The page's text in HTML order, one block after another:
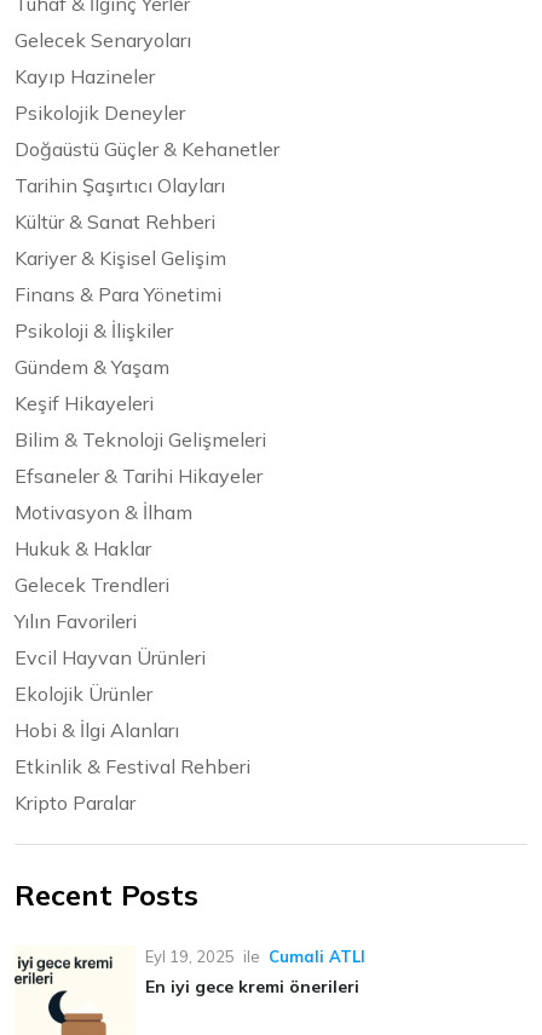
Gelecek Senaryoları
Kayıp Hazineler
Psikolojik Deneyler
Doğaüstü Güçler & Kehanetler
Tarihin Şaşırtıcı Olayları
Kültür & Sanat Rehberi
Kariyer & Kişisel Gelişim
Finans & Para Yönetimi
Psikoloji & İlişkiler
Gündem & Yaşam
Keşif Hikayeleri
Bilim & Teknoloji Gelişmeleri
Efsaneler & Tarihi Hikayeler
Motivasyon & İlham
Hukuk & Haklar
Gelecek Trendleri
Yılın Favorileri
Evcil Hayvan Ürünleri
Ekolojik Ürünler
Hobi & İlgi Alanları
Etkinlik & Festival Rehberi
Kripto Paralar
Recent Posts
Eyl 19, 2025 ile Cumali ATLI
En iyi gece kremi önerileri